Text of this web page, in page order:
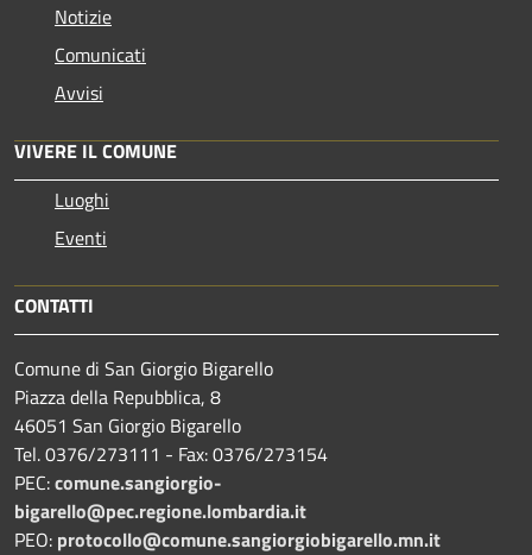
Notizie
Comunicati
Avvisi
VIVERE IL COMUNE
Luoghi
Eventi
CONTATTI
Comune di San Giorgio Bigarello
Piazza della Repubblica, 8
46051 San Giorgio Bigarello
Tel. 0376/273111 - Fax: 0376/273154
PEC:comune.sangiorgio-
bigarello@pec.regione.lombardia.it
PEO: protocollo@comune.sangiorgiobigarello.mn.it